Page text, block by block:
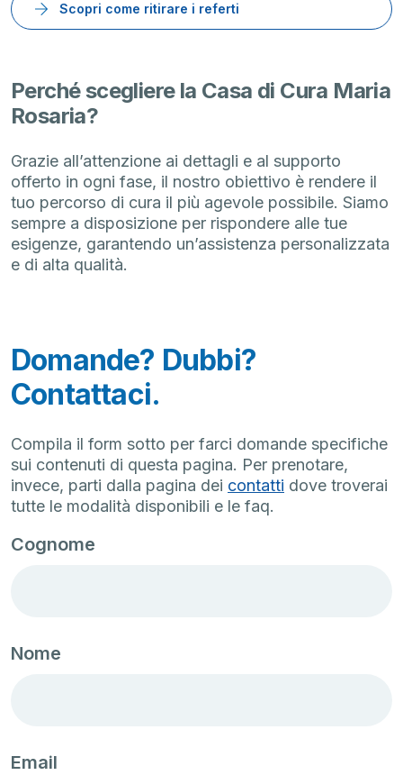
Scopri come ritirare i referti
Perché scegliere la Casa di Cura Maria
Rosaria?
Grazie all’attenzione ai dettagli e al supporto
offerto in ogni fase, il nostro obiettivo è rendere il
tuo percorso di cura il più agevole possibile. Siamo
sempre a disposizione per rispondere alle tue
esigenze, garantendo un’assistenza personalizzata
e di alta qualità.
Domande? Dubbi?
Contattaci.
Compila il form sotto per farci domande specifiche
sui contenuti di questa pagina. Per prenotare,
invece, parti dalla pagina dei contatti dove troverai
tutte le modalità disponibili e le faq.
Cognome
Nome
Email